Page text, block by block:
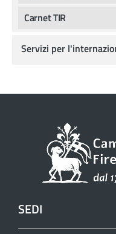
Carnet TIR
Servizi per
SEDI